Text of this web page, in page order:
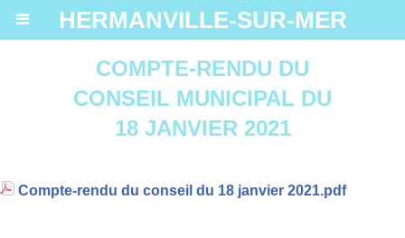
HERMANVILLE-SUR-MER
COMPTE-RENDU DU
CONSEIL MUNICIPAL DU
18 JANVIER 2021
Compte-rendu du conseil du 18 janvier 2021.pdf